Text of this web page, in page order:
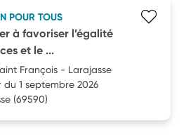
POUR TOUS
à favoriser l’égalité
et le ...
François - Larajasse
du 1 septembre 2026
(69590)